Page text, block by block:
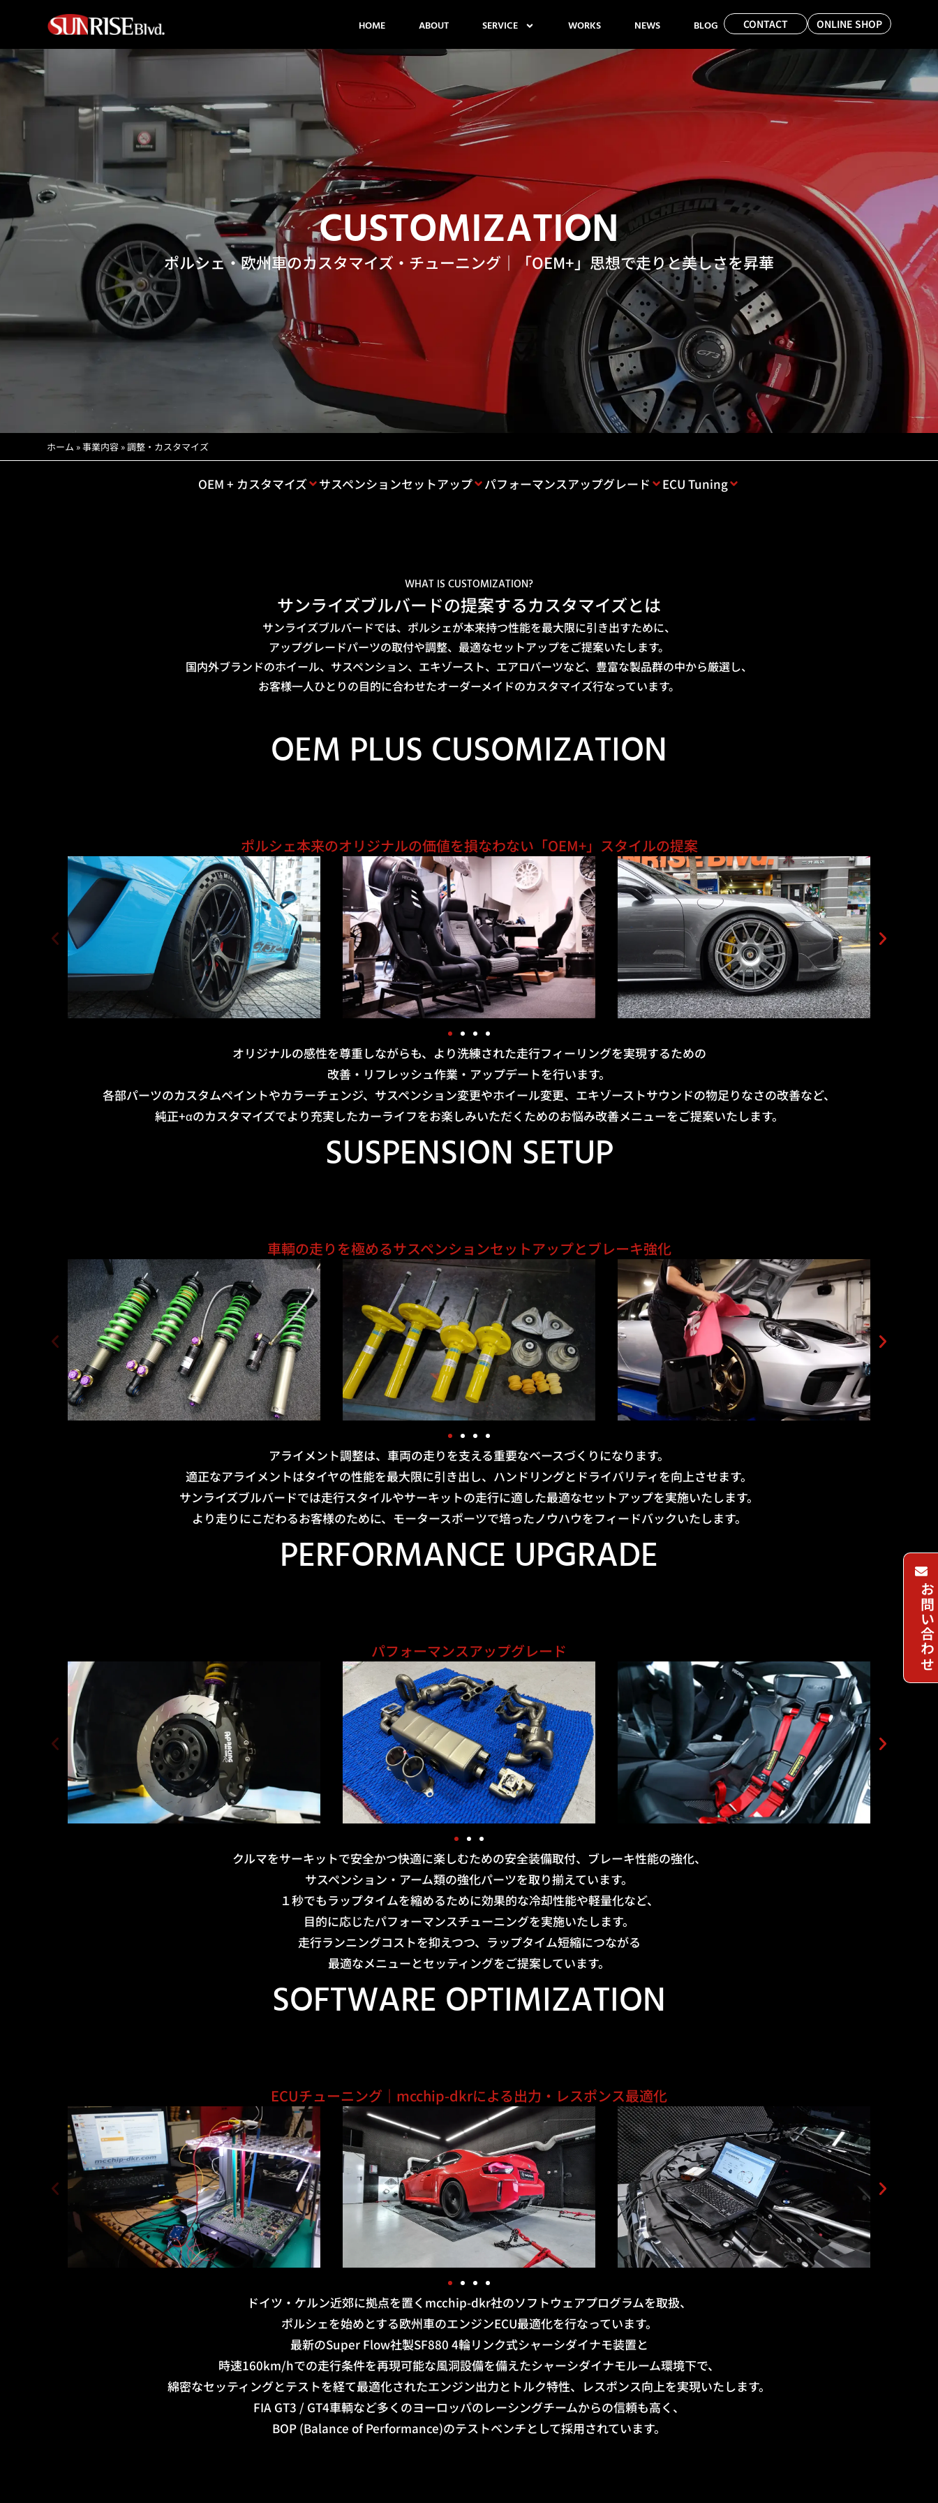
HOME ABOUT SERVICE WORKS NEWS BLOG CONTACT ONLINE SHOP
CUSTOMIZATION
ポルシェ・欧州車のカスタマイズ・チューニング｜ 「OEM+」思想で走りと美しさを昇華
ホーム »事業内容 »調整・カスタマイズ
OEM + カスタマイズ サスペンションセットアップ パフォーマンスアップグレード ECU Tuning
WHAT IS CUSTOMIZATION?
サンライズブルバードの提案するカスタマイズとは
サンライズブルバードでは、ポルシェが本来持つ性能を最大限に引き出すために、
アップグレードパーツの取付や調整、最適なセットアップをご提案いたします。
国内外ブランドのホイール、サスペンション、エキゾースト、エアロパーツなど、豊富な製品群の中から厳選し、
お客様一人ひとりの目的に合わせたオーダーメイドのカスタマイズ行なっています。
OEM PLUS CUSOMIZATION
ポルシェ本来のオリジナルの価値を損なわない 「OEM+」スタイルの提案
オリジナルの感性を尊重しながらも、より洗練された走行フィーリングを実現するための
改善・リフレッシュ作業・アップデートを行います。
各部パーツのカスタムペイントやカラーチェンジ、サスペンション変更やホイール変更、エキゾーストサウンドの物足りなさの改善など、
純正+αのカスタマイズでより充実したカーライフをお楽しみいただくためのお悩み改善メニューをご提案いたします。
SUSPENSION SETUP
車輌の走りを極めるサスペンションセットアップとブレーキ強化
アライメント調整は、車両の走りを支える重要なベースづくりになります。
適正なアライメントはタイヤの性能を最大限に引き出し、ハンドリングとドライバリティを向上させます。
サンライズブルバードでは走行スタイルやサーキットの走行に適した最適なセットアップを実施いたします。
より走りにこだわるお客様のために、モータースポーツで培ったノウハウをフィードバックいたします。
PERFORMANCE UPGRADE
パフォーマンスアップグレード
クルマをサーキットで安全かつ快適に楽しむための安全装備取付、ブレーキ性能の強化、
サスペンション・アーム類の強化パーツを取り揃えています。
１秒でもラップタイムを縮めるために効果的な冷却性能や軽量化など、
目的に応じたパフォーマンスチューニングを実施いたします。
走行ランニングコストを抑えつつ、ラップタイム短縮につながる
最適なメニューとセッティングをご提案しています。
SOFTWARE OPTIMIZATION
ECUチューニング｜ mcchip-dkrによる出力・レスポンス最適化
ドイツ・ケルン近郊に拠点を置くmcchip-dkr社のソフトウェアプログラムを取扱、
ポルシェを始めとする欧州車のエンジンECU最適化を行なっています。
最新のSuper Flow社製SF880 4輪リンク式シャーシダイナモ装置と
時速160km/hでの走行条件を再現可能な風洞設備を備えたシャーシダイナモルーム環境下で、
綿密なセッティングとテストを経て最適化されたエンジン出力とトルク特性、レスポンス向上を実現いたします。
FIA GT3 / GT4車輌など多くのヨーロッパのレーシングチームからの信頼も高く、
BOP (Balance of Performance)のテストベンチとして採用されています。
お問い合わせ